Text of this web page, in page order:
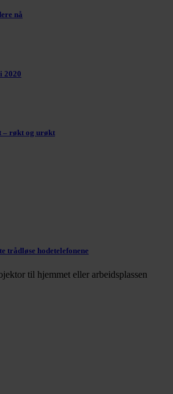
nå
2020
– røkt og urøkt
trådløse hodetelefonene
til hjemmet eller arbeidsplassen